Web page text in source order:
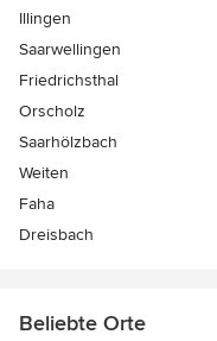
Illingen
Saarwellingen
Friedrichsthal
Orscholz
Saarhölzbach
Weiten
Faha
Dreisbach
Beliebte Orte